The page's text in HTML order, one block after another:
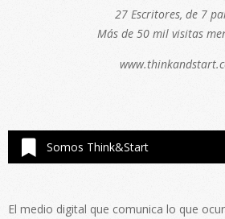
27 Escritores, de 7
Más de 50 mil visitas
Somos Think&Start
El medio digital que comunica lo que